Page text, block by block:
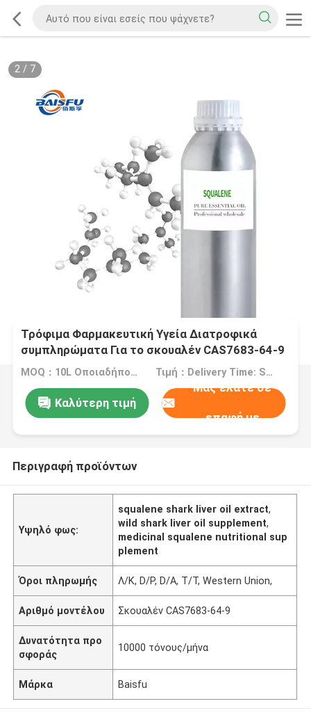
2/ 7
Τρόφιμα Φαρμακευτική Υγεία Διατροφικά
συμπληρώματα Για το σκουαλέν CAS7683-64-9
Εκχύλισμα ελαιού ήπατος άγριου καρχαρία
MOQ：10L Οποιαδήποτε ποσότητα μπορεί να παραγγελθεί σύμφωνα με τις ανάγκες σας, προσαρμοσμένη συσκευασία Τιμή：Delivery Time: Ship Within About 2-3 Working Days After Receiving Payment
Καλύτερη τιμή
Μας ελάτε σε
επαφή με
Περιγραφή προϊόντων
Υψηλό φως:
squalene shark liver oil extract,
wild shark liver oil supplement,
medicinal squalene nutritional sup
plement
Όροι πληρωμής Λ/Κ, D/P, D/A, T/T, Western Union,
Αριθμό μοντέλου Σκουαλέν CAS7683-64-9
Δυνατότητα προ
σφοράς
10000 τόνους/μήνα
Μάρκα Baisfu